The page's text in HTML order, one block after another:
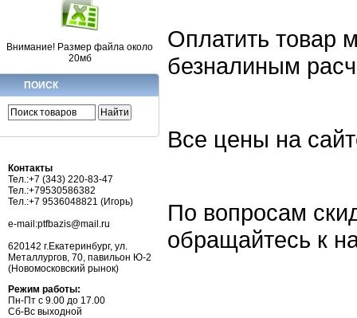
Внимание! Размер файла около
20мб
ПОИСК
Контакты
Тел.:+7 (343) 220-83-47
Тел.:+79530586382
Тел.:+7 9536048821 (Игорь)
e-mail:ptfbazis@mail.ru
620142 г.Екатеринбург, ул.
Металлургов, 70, павильон Ю-2
(Новомосковский рынок)
Режим работы:
Пн-Пт с 9.00 до 17.00
Сб-Вс выходной
Оплатить товар
безналиным
Все цены на
По вопросам
обращайтесь к